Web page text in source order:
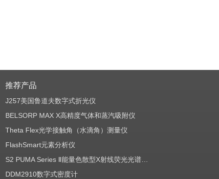
推荐产品
J257美国鲁道夫数字式折光仪
BELSORP MAX X高精度气体和蒸汽吸附仪
Theta Flex光学接触角（水滴角）测量仪
FlashSmart元素分析仪
S2 PUMA Series Ⅱ能量色散型X射线荧光光谱仪（EDXRF）
DDM2910数字式密度计